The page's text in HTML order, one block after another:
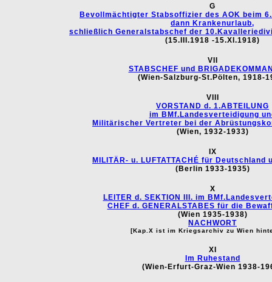
G
Bevollmächtigter Stabsoffizier des AOK beim
dann Krankenurlaub,
schließlich Generalstabschef der
(15.III.1918 -15.XI.1918)
VII
STABSCHEF und
(Wien-Salzburg-St.Pölten, 1918-
VIII
VORSTAND d. 1.ABTEILUNG
im BMf.Landesverteidigung
Militärischer Vertreter bei der
(Wien, 1932-1933)
IX
MILITÄR- u. LUFTATTACHÉ für Deutschland
(Berlin 1933-1935)
X
LEITER d. SEKTION III. im
CHEF d. GENERALSTABES für die
(Wien 1935-1938)
NACHWORT
[Kap.X ist im Kriegsarchiv zu Wien
XI
Im Ruhestand
(Wien-Erfurt-Graz-Wien 1938-